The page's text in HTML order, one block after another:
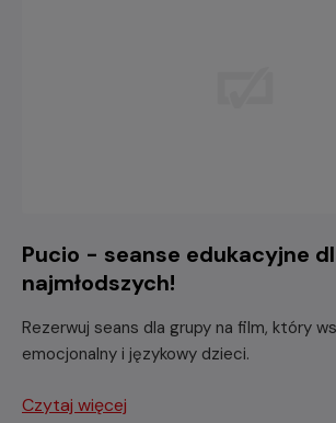
Pucio - seanse edukacyjne
najmłodszych!
Rezerwuj seans dla grupy na film, który
emocjonalny i językowy dzieci.
Czytaj więcej